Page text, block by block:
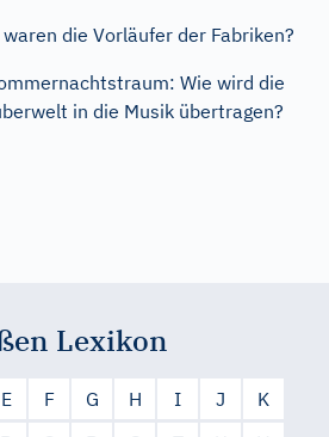
die Vorläufer der Fabriken?
Wie wird die
in die Musik übertragen?
Lexikon
E F G H I J
K